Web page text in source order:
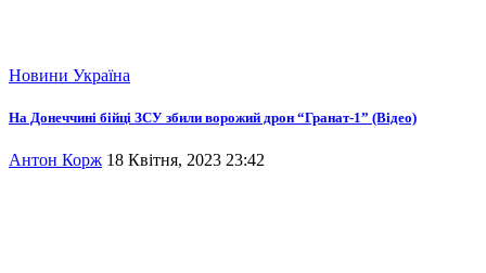
Новини Україна
На Донеччині бійці ЗСУ збили ворожий дрон “Гранат-1” (Відео)
Антон Корж 18 Квітня, 2023 23:42